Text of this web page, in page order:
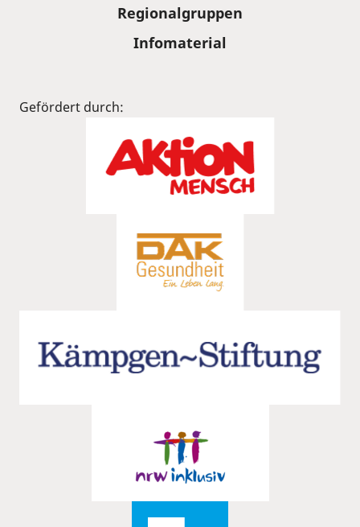
Regionalgruppen
Infomaterial
Gefördert durch: